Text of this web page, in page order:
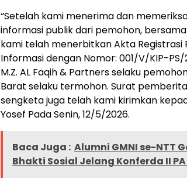
“Setelah kami menerima dan
informasi publik dari pemohon,
kami telah menerbitkan Akta Registrasi
Informasi dengan Nomor: 001/V/KIP-
M.Z. AL Faqih & Partners selaku
Barat selaku termohon. Surat
sengketa juga telah kami kirimkan
Yosef Pada Senin, 12/5/2026.
Baca Juga : Alumni GMNI se-NTT
Bhakti Sosial Jelang Konferda II PA